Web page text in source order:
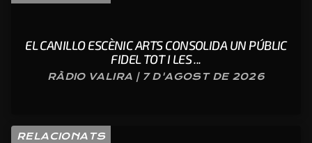
EL CANILLO ESCÈNIC ARTS CONSOLIDA UN PÚBLIC
FIDEL TOT I LES ...
RÀDIO VALIRA | 7 D'AGOST DE 2026
RELACIONATS